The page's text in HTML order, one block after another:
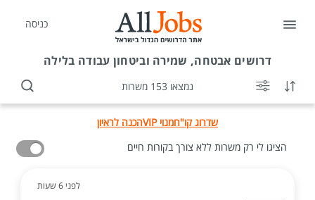
כניסה
דרושים אבטחה, שמירה וביטחון עבודה בלילה
נמצאו 153 משרות
שדרוג קו"חמנוי VIP
הכנה לראיון
הציגו לי רק משרות ללא צורך בקורות חיים
לפני 6 שעות